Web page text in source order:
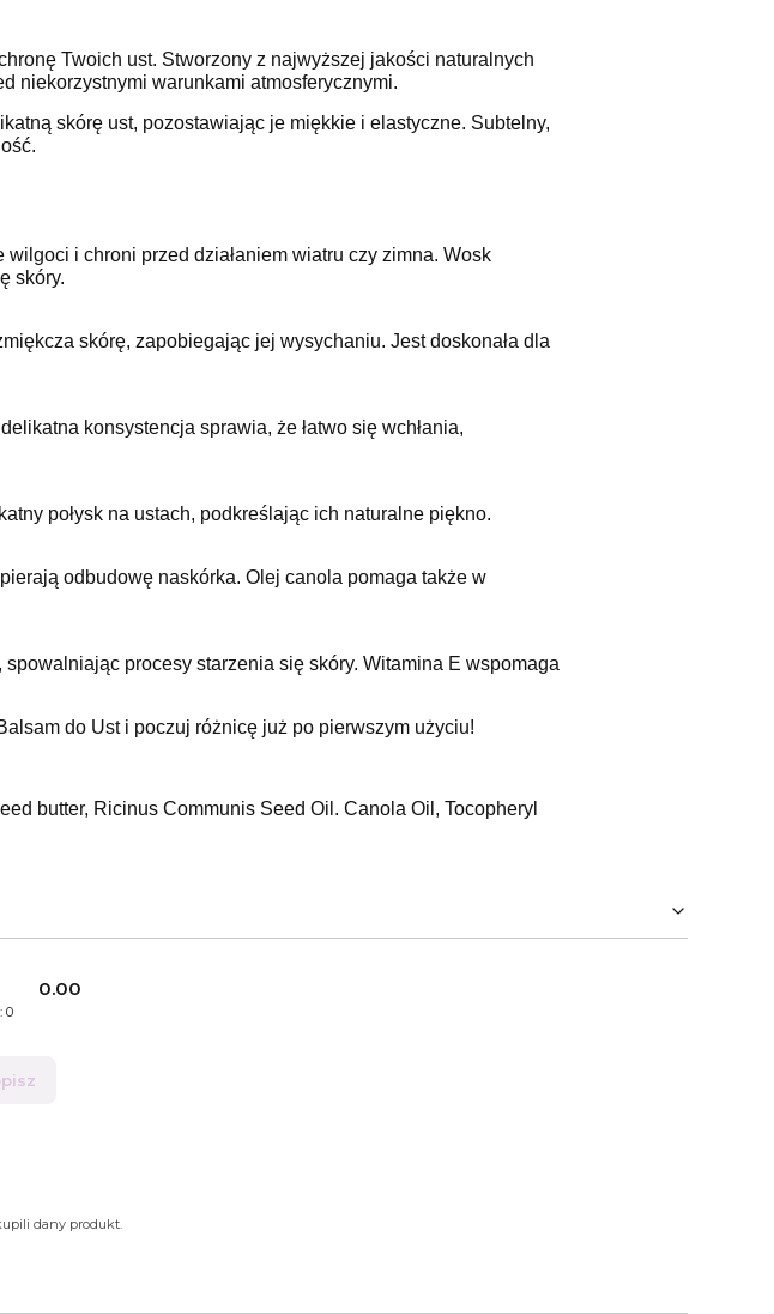
Twoich ust. Stworzony z najwyższej jakości naturalnych
niekorzystnymi warunkami atmosferycznymi.
skórę ust, pozostawiając je miękkie i elastyczne. Subtelny,
i chroni przed działaniem wiatru czy zimna. Wosk
skóry.
skórę, zapobiegając jej wysychaniu. Jest doskonała dla
konsystencja sprawia, że łatwo się wchłania,
połysk na ustach, podkreślając ich naturalne piękno.
odbudowę naskórka. Olej canola pomaga także w
procesy starzenia się skóry. Witamina E wspomaga
do Ust i poczuj różnicę już po pierwszym użyciu!
butter, Ricinus Communis Seed Oil. Canola Oil, Tocopheryl
0.00
0
dany produkt.